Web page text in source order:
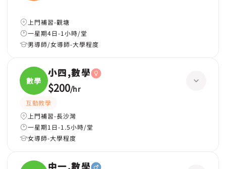
上門補習-觀塘
一星期4日-1小時/堂
男導師/女導師-大學程度
數學
小四,數學
$200/hr
互動教學
上門補習-長沙灣
一星期1日-1.5小時/堂
女導師-大學程度